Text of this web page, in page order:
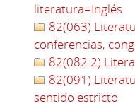
literatura=Inglés
82(063)
conferencias,
82(082.2)
82(091)
sentido estricto